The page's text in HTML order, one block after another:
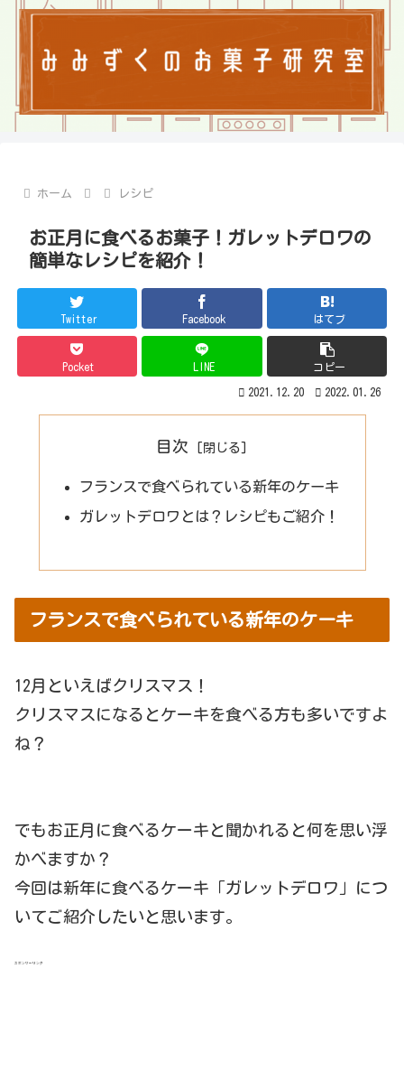
ホーム レシピ
お正月に食べるお菓子！ガレットデロワの
簡単なレシピを紹介！
Twitter Facebook はてブ
Pocket LINE コピー
2021.12.20 2022.01.26
目次
フランスで食べられている新年のケーキ
ガレットデロワとは？レシピもご紹介！
フランスで食べられている新年のケーキ
12月といえばクリスマス！
クリスマスになるとケーキを食べる方も多いですよ
ね？
でもお正月に食べるケーキと聞かれると何を思い浮
かべますか？
今回は新年に食べるケーキ「ガレットデロワ」
につ
いてご紹介したいと思います。
スポンサーリンク